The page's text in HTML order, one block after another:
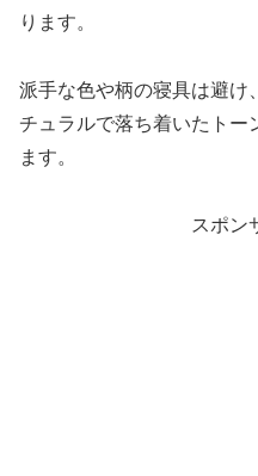
ります。
派手な色や柄の寝具は避け
チュラルで落ち着いたトー
ます。
スポン